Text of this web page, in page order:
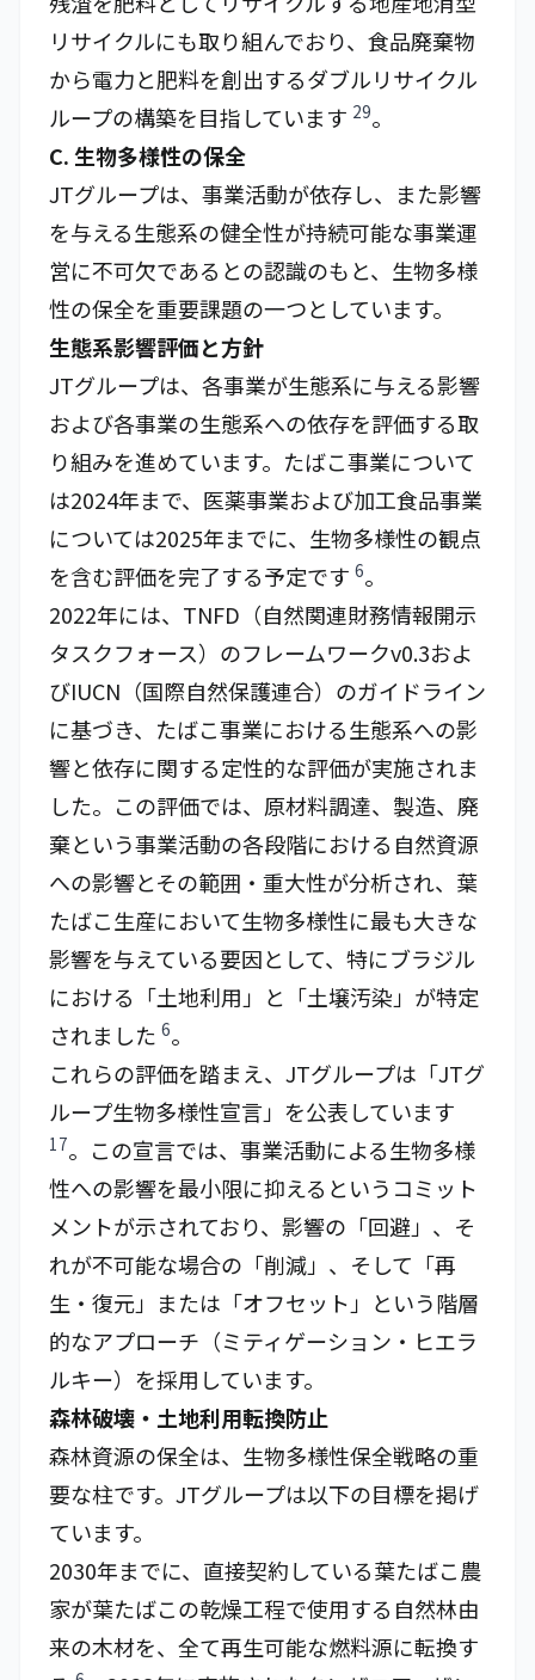
リサイクルにも取り組んでおり、食品廃棄物
から電力と肥料を創出するダブルリサイクル
ループの構築を目指しています 29。
C. 生物多様性の保全
JTグループは、事業活動が依存し、また影響
を与える生態系の健全性が持続可能な事業運
営に不可欠であるとの認識のもと、生物多様
性の保全を重要課題の一つとしています。
生態系影響評価と方針
JTグループは、各事業が生態系に与える影響
および各事業の生態系への依存を評価する取
り組みを進めています。たばこ事業について
は2024年まで、医薬事業および加工食品事業
については2025年までに、生物多様性の観点
を含む評価を完了する予定です 6。
2022年には、TNFD（自然関連財務情報開示
タスクフォース）のフレームワークv0.3およ
びIUCN（国際自然保護連合）のガイドライン
に基づき、たばこ事業における生態系への影
響と依存に関する定性的な評価が実施されま
した。この評価では、原材料調達、製造、廃
棄という事業活動の各段階における自然資源
への影響とその範囲・重大性が分析され、葉
たばこ生産において生物多様性に最も大きな
影響を与えている要因として、特にブラジル
における「土地利用」と「土壌汚染」が特定
されました 6。
これらの評価を踏まえ、JTグループは「JTグ
ループ生物多様性宣言」を公表しています
17。この宣言では、事業活動による生物多様
性への影響を最小限に抑えるというコミット
メントが示されており、影響の「回避」、そ
れが不可能な場合の「削減」、そして「再
生・復元」または「オフセット」という階層
的なアプローチ（ミティゲーション・ヒエラ
ルキー）を採用しています。
森林破壊・土地利用転換防止
森林資源の保全は、生物多様性保全戦略の重
要な柱です。JTグループは以下の目標を掲げ
ています。
2030年までに、直接契約している葉たばこ農
家が葉たばこの乾燥工程で使用する自然林由
来の木材を、全て再生可能な燃料源に転換す